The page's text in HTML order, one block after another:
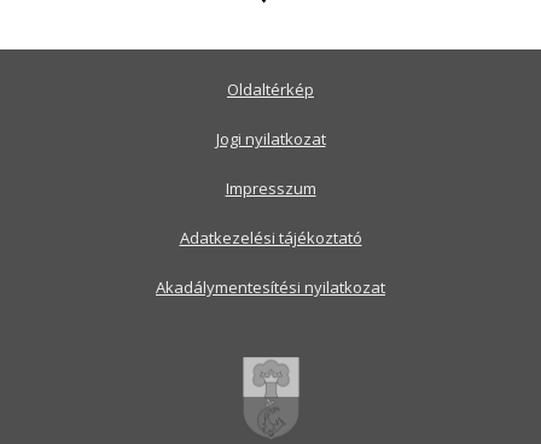
Oldaltérkép
Jogi nyilatkozat
Impresszum
Adatkezelési tájékoztató
Akadálymentesítési nyilatkozat